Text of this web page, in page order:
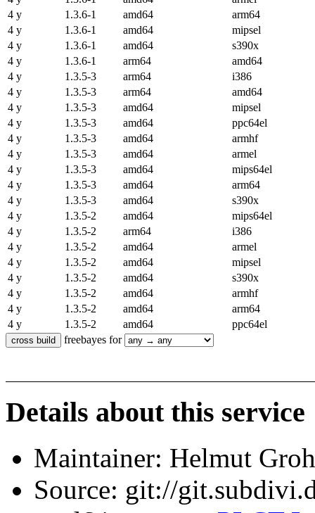
4 y
1.3.6-1 amd64
arm64
4 y
1.3.6-1 amd64
mipsel
4 y
1.3.6-1 amd64
s390x
4 y
1.3.6-1 arm64
amd64
4 y
1.3.5-3 arm64
i386
4 y
1.3.5-3 arm64
amd64
4 y
1.3.5-3 amd64
mipsel
4 y
1.3.5-3 amd64
ppc64el
4 y
1.3.5-3 amd64
armhf
4 y
1.3.5-3 amd64
armel
4 y
1.3.5-3 amd64
mips64el
4 y
1.3.5-3 amd64
arm64
4 y
1.3.5-3 amd64
s390x
4 y
1.3.5-2 amd64
mips64el
4 y
1.3.5-2 arm64
i386
4 y
1.3.5-2 amd64
armel
4 y
1.3.5-2 amd64
mipsel
4 y
1.3.5-2 amd64
s390x
4 y
1.3.5-2 amd64
armhf
4 y
1.3.5-2 amd64
arm64
4 y
1.3.5-2 amd64
ppc64el
freebayes for
Details about this service
Maintainer: Helmut
Source: git://